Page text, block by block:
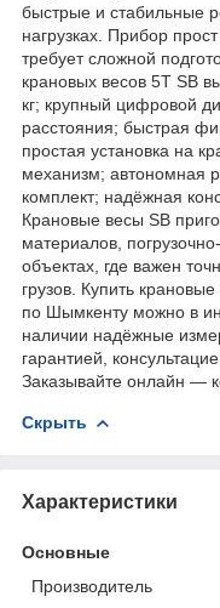
быстрые и стабильные
нагрузках. Прибор
требует сложной
крановых весов 5T SB
кг; крупный цифровой
расстояния; быстрая
простая установка на
механизм; автономная
комплект; надёжная
Крановые весы SB
материалов,
объектах, где важен
грузов. Купить
по Шымкенту можно в
наличии надёжные
гарантией,
Заказывайте онлайн —
Скрыть
Характеристики
Основные
Производитель